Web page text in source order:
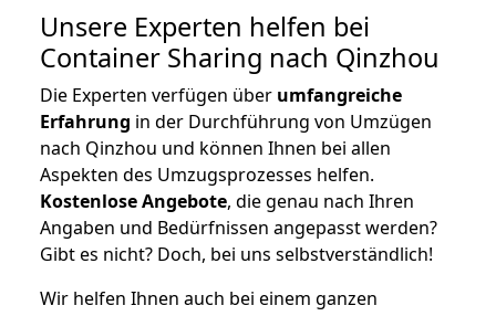
Unsere Experten helfen bei
Container Sharing nach Qinzhou
Die Experten verfügen über umfangreiche
Erfahrung in der Durchführung von Umzügen
nach Qinzhou und können Ihnen bei allen
Aspekten des Umzugsprozesses helfen.
Kostenlose Angebote, die genau nach Ihren
Angaben und Bedürfnissen angepasst werden?
Gibt es nicht? Doch, bei uns selbstverständlich!
Wir helfen Ihnen auch bei einem ganzen